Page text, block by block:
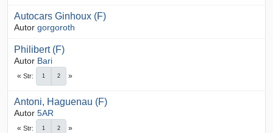
Autocars Ginhoux (F)
Autor gorgoroth
Philibert (F)
Autor Bari
Str 1 2
Antoni, Haguenau (F)
Autor 5AR
Str 1 2